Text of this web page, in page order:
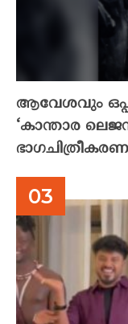
ആവേശവും
‘കാന്താര